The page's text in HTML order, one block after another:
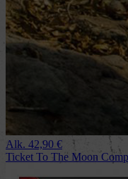
Alk. 42,90 €
Ticket To The Moon